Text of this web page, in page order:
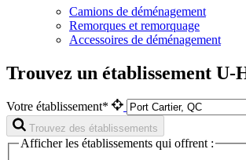
Camions de déménagement
Remorques et remorquage
Accessoires de déménagement
Trouvez un établissement U-
Votre établissement*
Trouvez des établissements
Afficher les établissements qui offrent :